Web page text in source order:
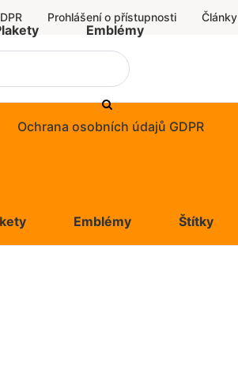
Prohlášení o přístupnosti Články
Emblémy
Ochrana osobních údajů GDPR
Emblémy Štítky